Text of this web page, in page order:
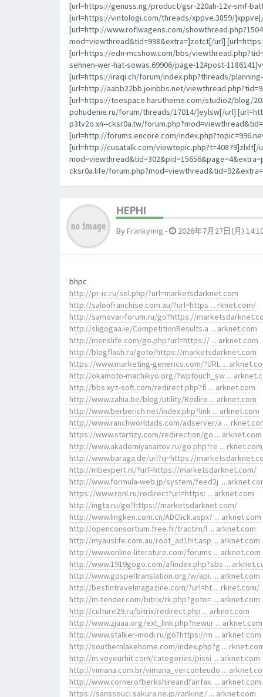
[url=https://genuss.ng/product/gsr-220ah-12v-smf-
[url=https://vintologi.com/threads/xppve.3859/
[url=http://www.roflwagens.com/
mod=viewthread&tid=998&extra=]zetct[/url]
[url=https://edn-mcshow.com/bbs/
sehnen-wer-hat-sowas.69906/page-12#post-
[url=https://iraqi.ch/forum/index.php?threads/
[url=http://aabb22bb.joinbbs.net/
[url=https://teespace.harutheme.com/studio2/blog/
pohudenie.ru/forum/threads/17014/]eylsw[/url]
p3tv2o.xn--cksr0a.tw/
[url=http://forums.encore.com/
[url=http://cusatalk.com/
cksr0a.life/
HEPHI
By Frankymig - 2026年7月27日(月)
bhpc
http://pr-ic.ru/sel.php/?url=marketsdarknet.com
http://salonfranchise.com.au/?url=https ... rknet.com/
http://samovar-forum.ru/go?https://
http://sligogaa.ie/CompetitionResults.a ... arknet.com
http://menslife.com/go.php?url=https:// ... arknet.com
http://blogflash.ru/goto/https://marketsdarknet.com
https://www.marketing-generics.com/?URL ...
http://okamoto-machikyo.org/?wptouch_sw ...
http://bbs.xyz-soft.com/redirect.php?fi ... arknet.com
http://www.zahia.be/blog/utility/Redire ... arknet.com
http://www.berberich.net/index.php?link ... arknet.com
http://www.ranchworldads.com/adserver/a ...
https://www.startizy.com/redirection/go ... arknet.com
http://www.akademiyasaitov.ru/go.php?re ...
http://www.baraga.de/url?q=https://
http://mbexpert.nl/?url=https://marketsdarknet.com/
http://www.formula-web.jp/system/feed2j ...
https://www.ronl.ru/redirect?url=https: ... arknet.com
http://ingta.ru/go?https://marketsdarknet.com/
http://www.lingken.com.cn/ADClick.aspx? ... arknet.com
http://openconsortium.free.fr/tractim/l ... arknet.com
http://myauslife.com.au/root_ad1hit.asp ... arknet.com
http://www.online-literature.com/forums ... arknet.com
http://www.1919gogo.com/afindex.php?sbs ...
http://www.gospeltranslation.org/w/api. ... arknet.com
http://bestintravelmagazine.com/?url=ht ... rknet.com/
http://m-tender.com/bitrix/rk.php?goto= ... arknet.com
http://culture29.ru/bitrix/redirect.php ... arknet.com
http://www.zjuaa.org/ext_link.php?newur ... arknet.com
http://www.stalker-modi.ru/go?https://m ... arknet.com
http://southernlakehome.com/index.php?g ...
http://m.voyeurhit.com/categories/pissi ... arknet.com
http://vimana.com.br/vimana_verconteudo ...
http://www.cornerofberkshireandfairfax. ... arknet.com
https://sanssouci.sakura.ne.jp/ranking/ ... arknet.com